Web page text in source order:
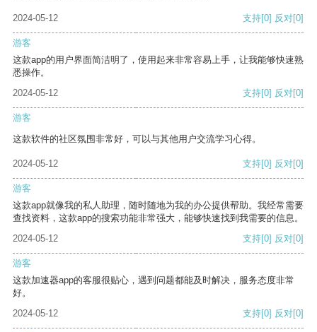
2024-05-12 支持[0] 反对[0]
游客
这款app的用户界面简洁明了，使用起来非常容易上手，让我能够快速熟
悉操作。
2024-05-12
支持[0] 反对[0]
游客
这款软件的社区氛围非常好，可以与其他用户交流学习心得。
2024-05-12 支持[0] 反对[0]
游客
这款app就像我的私人助理，随时随地为我的办公提供帮助。我经常需要
查找资料，这款app的搜索功能非常强大，能够快速找到我需要的信息。
2024-05-12
支持[0] 反对[0]
游客
这款加速器app的客服很贴心，遇到问题都能及时解决，服务态度非常
好。
2024-05-12
支持[0] 反对[0]